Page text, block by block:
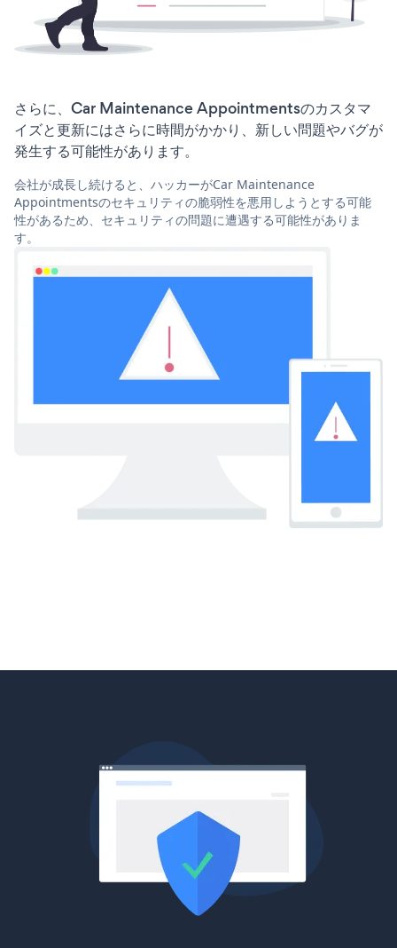
さらに、Car Maintenance Appointmentsのカスタマ
イズと更新にはさらに時間がかかり、新しい問題やバグが
発生する可能性があります。
会社が成長し続けると、ハッカーがCar Maintenance
Appointmentsのセキュリティの脆弱性を悪用しようとする可能
性があるため、セキュリティの問題に遭遇する可能性がありま
す。